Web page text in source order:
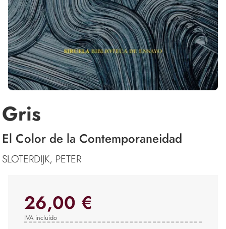
Gris
El Color de la Contemporaneidad
SLOTERDIJK, PETER
26,00 €
IVA incluido